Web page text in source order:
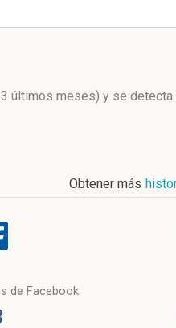
últimos meses) y se detecta
Obtener más
de Facebook